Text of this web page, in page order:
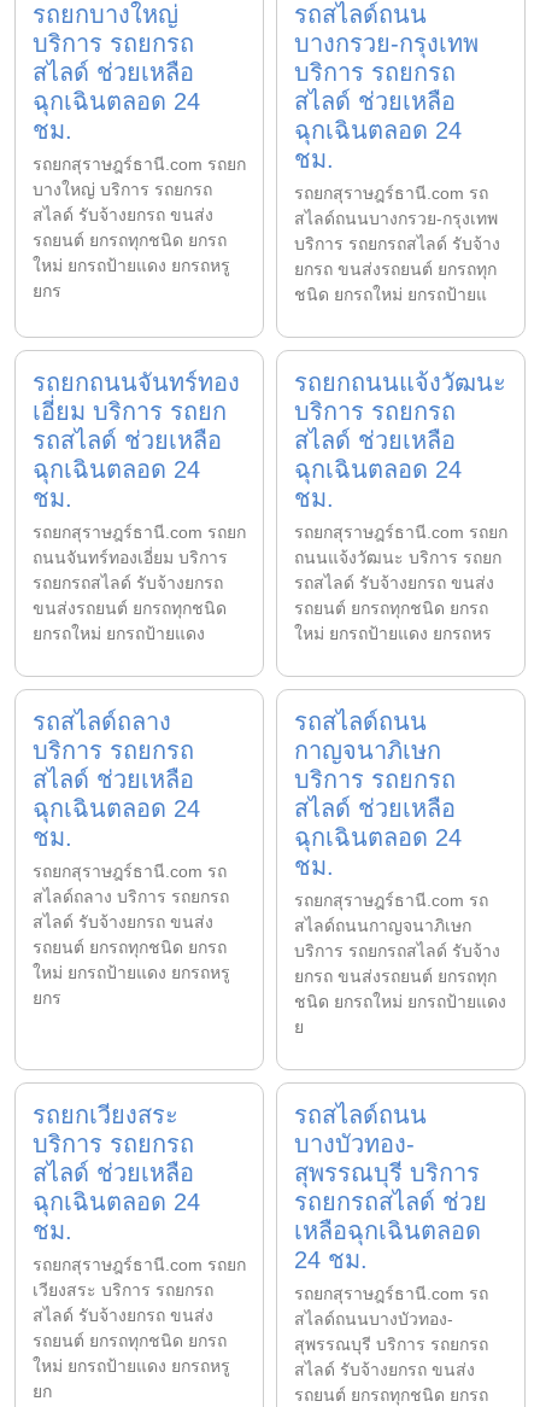
รถยกบางใหญ่
บริการ รถยกรถ
สไลด์ ช่วยเหลือ
ฉุกเฉินตลอด 24
ชม.
รถยกสุราษฎร์ธานี.com รถยก
บางใหญ่ บริการ รถยกรถ
สไลด์ รับจ้างยกรถ ขนส่ง
รถยนต์ ยกรถทุกชนิด ยกรถ
ใหม่ ยกรถป้ายแดง ยกรถหรู
ยกร
รถสไลด์ถนน
บางกรวย-กรุงเทพ
บริการ รถยกรถ
สไลด์ ช่วยเหลือ
ฉุกเฉินตลอด 24
ชม.
รถยกสุราษฎร์ธานี.com รถ
สไลด์ถนนบางกรวย-กรุงเทพ
บริการ รถยกรถสไลด์ รับจ้าง
ยกรถ ขนส่งรถยนต์ ยกรถทุก
ชนิด ยกรถใหม่ ยกรถป้ายแ
รถยกถนนจันทร์ทอง
เอี่ยม บริการ รถยก
รถสไลด์ ช่วยเหลือ
ฉุกเฉินตลอด 24
ชม.
รถยกสุราษฎร์ธานี.com รถยก
ถนนจันทร์ทองเอี่ยม บริการ
รถยกรถสไลด์ รับจ้างยกรถ
ขนส่งรถยนต์ ยกรถทุกชนิด
ยกรถใหม่ ยกรถป้ายแดง
รถยกถนนแจ้งวัฒนะ
บริการ รถยกรถ
สไลด์ ช่วยเหลือ
ฉุกเฉินตลอด 24
ชม.
รถยกสุราษฎร์ธานี.com รถยก
ถนนแจ้งวัฒนะ บริการ รถยก
รถสไลด์ รับจ้างยกรถ ขนส่ง
รถยนต์ ยกรถทุกชนิด ยกรถ
ใหม่ ยกรถป้ายแดง ยกรถหร
รถสไลด์ถลาง
บริการ รถยกรถ
สไลด์ ช่วยเหลือ
ฉุกเฉินตลอด 24
ชม.
รถยกสุราษฎร์ธานี.com รถ
สไลด์ถลาง บริการ รถยกรถ
สไลด์ รับจ้างยกรถ ขนส่ง
รถยนต์ ยกรถทุกชนิด ยกรถ
ใหม่ ยกรถป้ายแดง ยกรถหรู
ยกร
รถสไลด์ถนน
กาญจนาภิเษก
บริการ รถยกรถ
สไลด์ ช่วยเหลือ
ฉุกเฉินตลอด 24
ชม.
รถยกสุราษฎร์ธานี.com รถ
สไลด์ถนนกาญจนาภิเษก
บริการ รถยกรถสไลด์ รับจ้าง
ยกรถ ขนส่งรถยนต์ ยกรถทุก
ชนิด ยกรถใหม่ ยกรถป้ายแดง
ย
รถยกเวียงสระ
บริการ รถยกรถ
สไลด์ ช่วยเหลือ
ฉุกเฉินตลอด 24
ชม.
รถยกสุราษฎร์ธานี.com รถยก
เวียงสระ บริการ รถยกรถ
สไลด์ รับจ้างยกรถ ขนส่ง
รถยนต์ ยกรถทุกชนิด ยกรถ
ใหม่ ยกรถป้ายแดง ยกรถหรู
ยก
รถสไลด์ถนน
บางบัวทอง-
สุพรรณบุรี บริการ
รถยกรถสไลด์ ช่วย
เหลือฉุกเฉินตลอด
24 ชม.
รถยกสุราษฎร์ธานี.com รถ
สไลด์ถนนบางบัวทอง-
สุพรรณบุรี บริการ รถยกรถ
สไลด์ รับจ้างยกรถ ขนส่ง
รถยนต์ ยกรถทุกชนิด ยกรถ